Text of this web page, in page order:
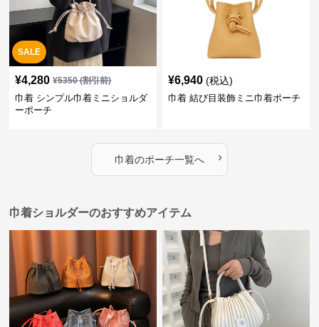
SALE
¥4,280 ¥5350(割引前)
巾着 シンプル巾着ミニショルダ
ーポーチ
¥6,940 (税込)
巾着 結び目装飾ミニ巾着ポーチ
巾着のポーチ一覧へ ›
巾着ショルダーのおすすめアイテム